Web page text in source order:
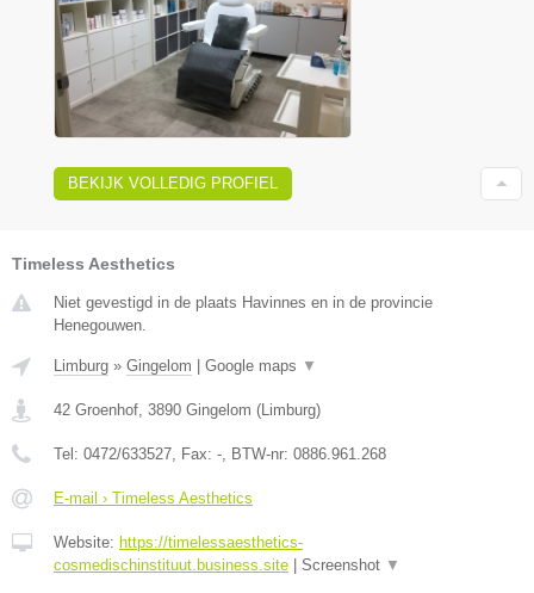
BEKIJK VOLLEDIG PROFIEL
Timeless Aesthetics
Niet gevestigd in de plaats Havinnes en in de provincie
Henegouwen.
Limburg » Gingelom Google maps ▼
42 Groenhof, 3890 Gingelom (Limburg)
Tel: 0472/633527, Fax: -, BTW-nr: 0886.961.268
E-mail › Timeless Aesthetics
Website: https://timelessaesthetics-
cosmedischinstituut.business.site
Screenshot ▼